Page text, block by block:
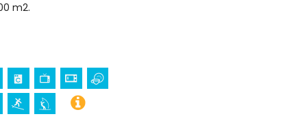
ruine (Molinos de
de l'hébergement)
m2.